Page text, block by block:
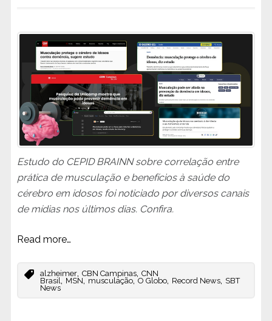
Estudo do CEPID BRAINN sobre correlação entre
prática de musculação e benefícios à saúde do
cérebro em idosos foi noticiado por diversos canais
de mídias nos últimos dias. Confira.
Read more…
alzheimer, CBN Campinas, CNN
Brasil , MSN, musculação, O Globo, Record News, SBT
News